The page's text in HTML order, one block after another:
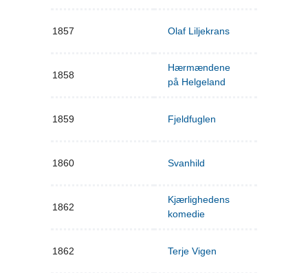
1857 Olaf Liljekrans
1858
Hærmændene
på Helgeland
1859 Fjeldfuglen
1860 Svanhild
1862
Kjærlighedens
komedie
1862 Terje Vigen